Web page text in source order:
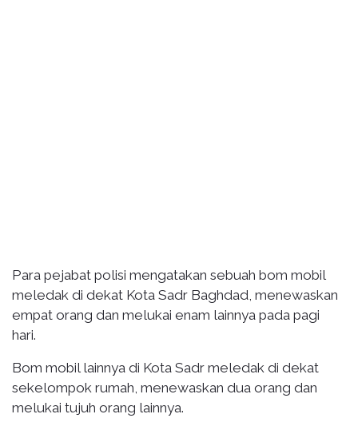
Para pejabat polisi mengatakan sebuah bom mobil
meledak di dekat Kota Sadr Baghdad, menewaskan
empat orang dan melukai enam lainnya pada pagi
hari.
Bom mobil lainnya di Kota Sadr meledak di dekat
sekelompok rumah, menewaskan dua orang dan
melukai tujuh orang lainnya.